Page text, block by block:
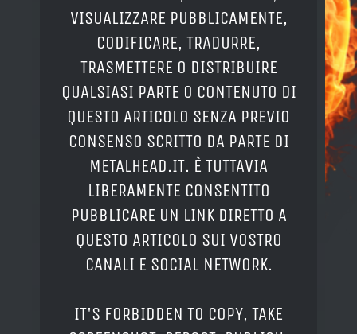
VISUALIZZARE PUBBLICAMENTE,
CODIFICARE, TRADURRE,
TRASMETTERE O DISTRIBUIRE
QUALSIASI PARTE O CONTENUTO DI
QUESTO ARTICOLO SENZA PREVIO
CONSENSO SCRITTO DA PARTE DI
METALHEAD.IT. È TUTTAVIA
LIBERAMENTE CONSENTITO
PUBBLICARE UN LINK DIRETTO A
QUESTO ARTICOLO SUI VOSTRO
CANALI E SOCIAL NETWORK.
IT'S FORBIDDEN TO COPY, TAKE